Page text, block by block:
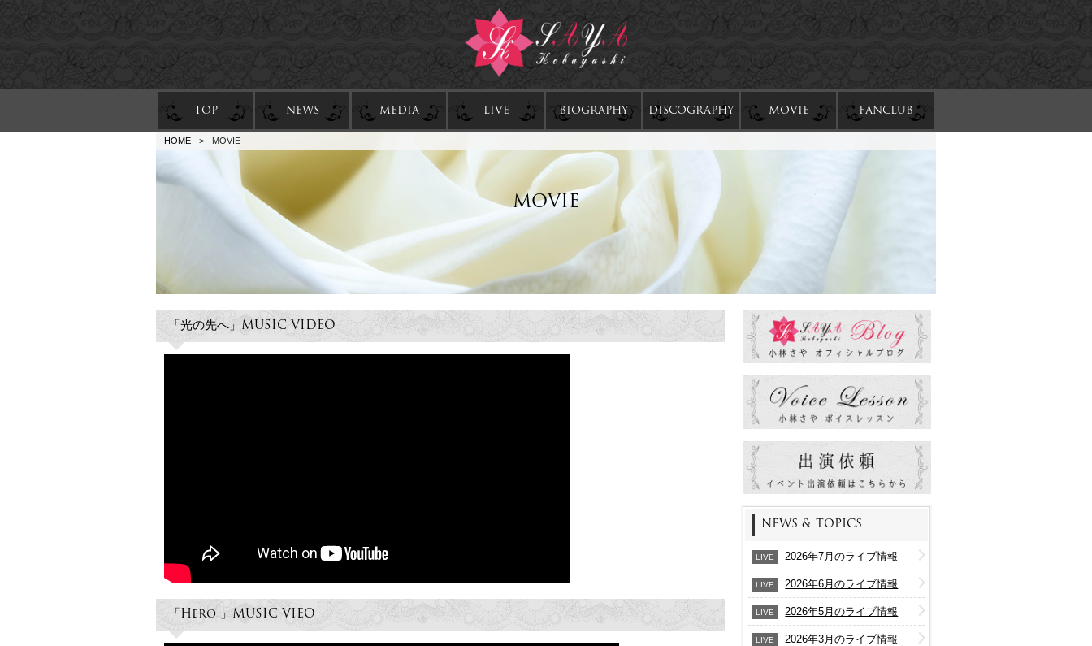
TOP NEWS MEDIA LIVE BIOGRAPHY DISCOGRAPHY MOVIE FANCLUB
HOME > MOVIE
MOVIE
「光の先へ」MUSIC VIDEO
「Hero 」MUSIC VIEO
NEWS & TOPICS
LIVE 2026年7月のライブ情報
LIVE 2026年6月のライブ情報
LIVE 2026年5月のライブ情報
LIVE 2026年3月のライブ情報